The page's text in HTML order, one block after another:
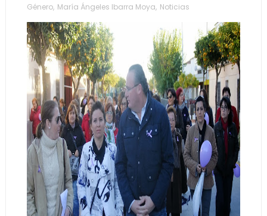
Género, María Ángeles Ibarra Moya, Noticias